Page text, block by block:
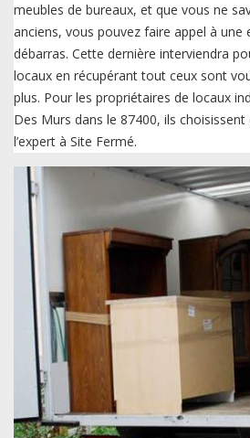
meubles de bureaux, et que vous ne
anciens, vous pouvez faire appel à une
débarras. Cette dernière interviendra
locaux en récupérant tout ceux sont
plus. Pour les propriétaires de locaux
Des Murs dans le 87400, ils
l’expert à Site Fermé.